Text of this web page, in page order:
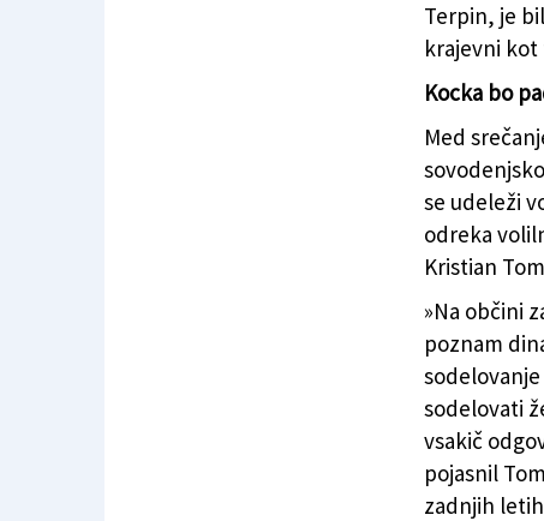
Terpin, je
krajevni
Kocka bo
Med
se udeleži
odreka
Kristian
»Na občini
poznam
sodelovati
vsakič
pojasnil
zadnjih